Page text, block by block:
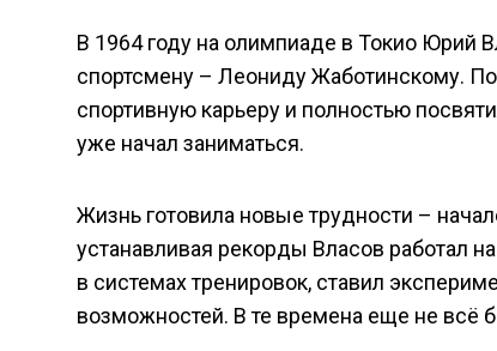
В 1964 году на олимпиаде в Токио Юрий
спортсмену – Леониду Жаботинскому.
спортивную карьеру и полностью
уже начал заниматься.
Жизнь готовила новые трудности –
устанавливая рекорды Власов работал
в системах тренировок, ставил
возможностей. В те времена еще не всё